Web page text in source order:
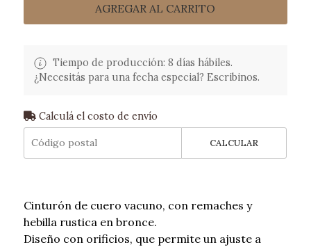
AGREGAR AL CARRITO
Tiempo de producción: 8 días hábiles.
¿Necesitás para una fecha especial? Escribinos.
Calculá el costo de envío
CALCULAR
Cinturón de cuero vacuno, con remaches y
hebilla rustica en bronce.
Diseño con orificios, que permite un ajuste a